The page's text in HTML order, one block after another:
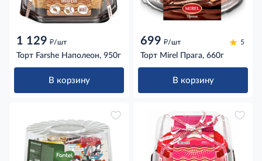
1 129 д/шт
Торт Farshe Наполеон, 950г
В корзину
699 д/шт 5
Торт Mirel Прага, 660г
В корзину